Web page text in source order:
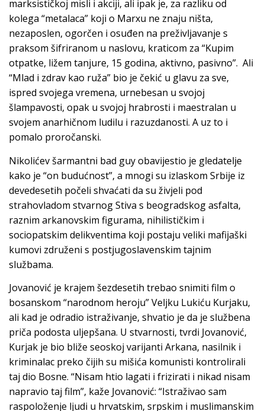
marksističkoj misli i akciji, ali ipak je, za razliku od
kolega “metalaca” koji o Marxu ne znaju ništa,
nezaposlen, ogorčen i osuđen na preživljavanje s
praksom šifriranom u naslovu, kraticom za “Kupim
otpatke, ližem tanjure, 15 godina, aktivno, pasivno”. Ali
“Mlad i zdrav kao ruža” bio je čekić u glavu za sve,
ispred svojega vremena, urnebesan u svojoj
šlampavosti, opak u svojoj hrabrosti i maestralan u
svojem anarhičnom ludilu i razuzdanosti. A uz to i
pomalo proročanski.
Nikolićev šarmantni bad guy obavijestio je gledatelje
kako je “on budućnost”, a mnogi su izlaskom Srbije iz
devedesetih počeli shvaćati da su živjeli pod
strahovladom stvarnog Stiva s beogradskog asfalta,
raznim arkanovskim figurama, nihilističkim i
sociopatskim delikventima koji postaju veliki mafijaški
kumovi združeni s postjugoslavenskim tajnim
službama.
Jovanović je krajem šezdesetih trebao snimiti film o
bosanskom “narodnom heroju” Veljku Lukiću Kurjaku,
ali kad je odradio istraživanje, shvatio je da je službena
priča podosta uljepšana. U stvarnosti, tvrdi Jovanović,
Kurjak je bio bliže seoskoj varijanti Arkana, nasilnik i
kriminalac preko čijih su mišića komunisti kontrolirali
taj dio Bosne. “Nisam htio lagati i frizirati i nikad nisam
napravio taj film”, kaže Jovanović: “Istraživao sam
raspoloženje ljudi u hrvatskim, srpskim i muslimanskim